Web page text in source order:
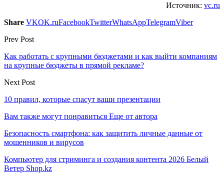
Источник: vc.ru
Share VKOK.ruFacebookTwitterWhatsAppTelegramViber
Prev Post
Как работать с крупными бюджетами и как выйти компаниям
на крупные бюджеты в прямой рекламе?
Next Post
10 правил, которые спасут ваши презентации
Вам также могут понравиться Еще от автора
Безопасность смартфона: как защитить личные данные от
мошенников и вирусов
Компьютер для стриминга и создания контента 2026 Белый
Ветер Shop.kz